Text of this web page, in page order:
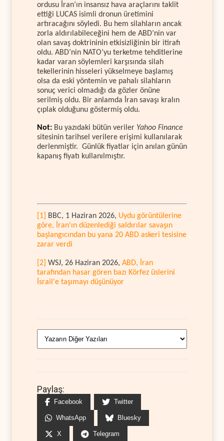
ordusu İran’ın insansız hava araçlarını taklit
ettiği LUCAS isimli dronun üretimini
artıracağını söyledi. Bu hem silahların ancak
zorla aldırılabileceğini hem de ABD’nin var
olan savaş doktrininin etkisizliğinin bir itirafı
oldu. ABD’nin NATO’yu terketme tehditlerine
kadar varan söylemleri karşısında silah
tekellerinin hisseleri yükselmeye başlamış
olsa da eski yöntemin ve pahalı silahların
sonuç verici olmadığı da gözler önüne
serilmiş oldu. Bir anlamda İran savaşı kralın
çıplak olduğunu göstermiş oldu.
Not: Bu yazıdaki bütün veriler Yahoo Finance
sitesinin tarihsel verilere erişimi kullanılarak
derlenmiştir. Günlük fiyatlar için anılan günün
kapanış fiyatı kullanılmıştır.
[1] BBC, 1 Haziran 2026, Uydu görüntülerine
göre, İran'ın düzenlediği saldırılar savaşın
başlangıcından bu yana 20 ABD askeri tesisine
zarar verdi
[2] WSJ, 26 Haziran 2026, ABD, İran
tarafından hasar gören bazı Körfez üslerini
İsrail'e taşımayı düşünüyor
Paylaş:
Facebook Twitter
WhatsApp Bluesky
X Telegram